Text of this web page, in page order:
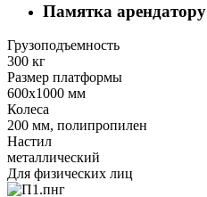
Памятка арендатору
Грузоподъемность
300 кг
Размер платформы
600х1000 мм
Колеса
200 мм, полипропилен
Настил
металлический
Для физических лиц